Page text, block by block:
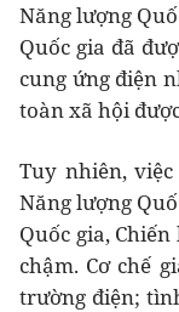
Năng lượng
Quốc gia đã
cung ứng điện
toàn xã hội
Tuy nhiên,
Năng lượng
Quốc gia,
chậm. Cơ chế
trường điện;